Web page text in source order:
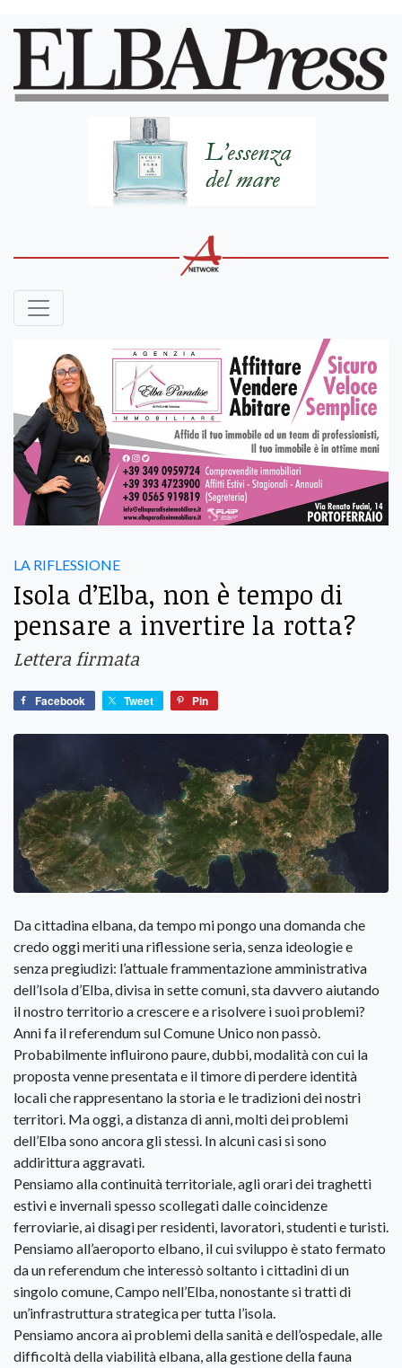
LA RIFLESSIONE
Isola d’Elba, non è tempo di
pensare a invertire la rotta?
Lettera firmata
Facebook Tweet Pin
Da cittadina elbana, da tempo mi pongo una domanda che
credo oggi meriti una riflessione seria, senza ideologie e
senza pregiudizi: l’attuale frammentazione amministrativa
dell’Isola d’Elba, divisa in sette comuni, sta davvero aiutando
il nostro territorio a crescere e a risolvere i suoi problemi?
Anni fa il referendum sul Comune Unico non passò.
Probabilmente influirono paure, dubbi, modalità con cui la
proposta venne presentata e il timore di perdere identità
locali che rappresentano la storia e le tradizioni dei nostri
territori. Ma oggi, a distanza di anni, molti dei problemi
dell’Elba sono ancora gli stessi. In alcuni casi si sono
addirittura aggravati.
Pensiamo alla continuità territoriale, agli orari dei traghetti
estivi e invernali spesso scollegati dalle coincidenze
ferroviarie, ai disagi per residenti, lavoratori, studenti e turisti.
Pensiamo all’aeroporto elbano, il cui sviluppo è stato fermato
da un referendum che interessò soltanto i cittadini di un
singolo comune, Campo nell’Elba, nonostante si tratti di
un’infrastruttura strategica per tutta l’isola.
Pensiamo ancora ai problemi della sanità e dell’ospedale, alle
difficoltà della viabilità elbana, alla gestione della fauna